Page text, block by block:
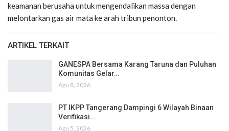
keamanan berusaha untuk mengendalikan massa dengan
melontarkan gas air mata ke arah tribun penonton.
ARTIKEL TERKAIT
GANESPA Bersama Karang Taruna dan Puluhan
Komunitas Gelar…
Agu 8, 2026
PT IKPP Tangerang Dampingi 6 Wilayah Binaan
Verifikasi…
Agu 5, 2026